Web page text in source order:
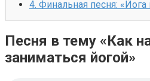
4. Финальная песня: «Йога
Песня в тему «Как
заниматься йогой»